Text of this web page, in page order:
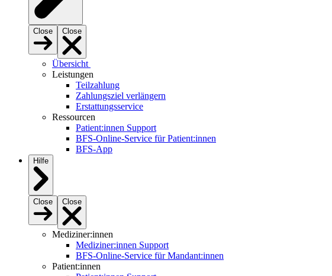
Close Close
Übersicht
Leistungen
Teilzahlung
Zahlungsziel verlängern
Erstattungsservice
Ressourcen
Patient:innen Support
BFS-Online-Service für Patient:innen
BFS-App
Hilfe
Close Close
Mediziner:innen
Mediziner:innen Support
BFS-Online-Service für Mandant:innen
Patient:innen